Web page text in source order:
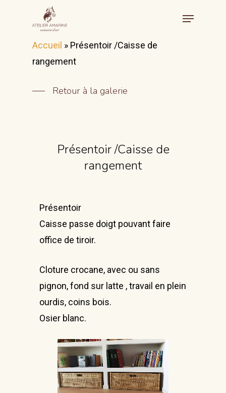
Accueil » Présentoir /Caisse de
rangement
Retour à la galerie
Présentoir /Caisse de
rangement
Présentoir
Caisse passe doigt pouvant faire
office de tiroir.
Cloture crocane, avec ou sans
pignon, fond sur latte , travail en plein
ourdis, coins bois.
Osier blanc.